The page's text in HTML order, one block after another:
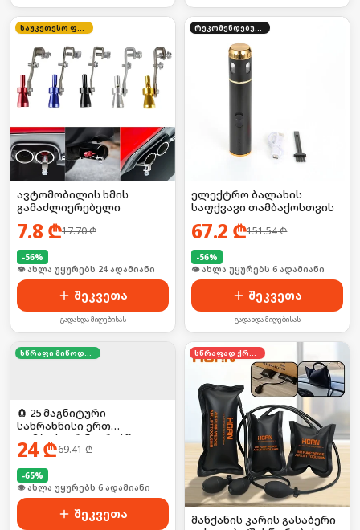
ავტომობილის ხმის
გამაძლიერებელი
7.8 ₾17.70₾
-56%
🛒 ბოლო 24სთ-ში იყიდა 37-მა
შეკვეთა
გადახდა მიღებისას
ელექტრო ბალახის
საფქვავი თამბაქოსთვის
67.2 ₾151.54₾
-56%
🛒 ბოლო 24სთ-ში იყიდა 9-მა
შეკვეთა
გადახდა მიღებისას
🧲 25 მაგნიტური
სახრახნისი ერთ
კომპაქტურ ნაკრებში!
24₾69.41₾
-65%
🛒 ბოლო 24სთ-ში იყიდა 9-მა
შეკვეთა
მანქანის კარის გასაბერი